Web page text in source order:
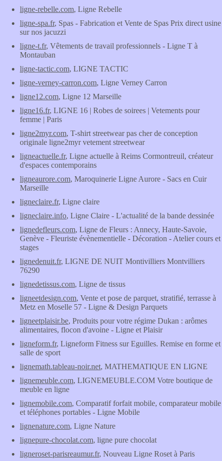
ligne-rebelle.com, Ligne Rebelle
ligne-spa.fr, Spas - Fabrication et Vente de Spas Prix direct usine
sur nos jacuzzi
ligne-t.fr, Vêtements de travail professionnels - Ligne T à
Montauban
ligne-tactic.com, LIGNE TACTIC
ligne-verney-carron.com, Ligne Verney Carron
ligne12.com, Ligne 12 Marseille
ligne16.fr, LIGNE 16 | Robes de soirees | Vetements pour
femme | Paris
ligne2myr.com, T-shirt streetwear pas cher de conception
originale ligne2myr vetement streetwear
ligneactuelle.fr, Ligne actuelle à Reims Cormontreuil, créateur
d'espaces contemporains
ligneaurore.com, Maroquinerie Ligne Aurore - Sacs en Cuir
Marseille
ligneclaire.fr, Ligne claire
ligneclaire.info, Ligne Claire - L'actualité de la bande dessinée
lignedefleurs.com, Ligne de Fleurs : Annecy, Haute-Savoie,
Genève - Fleuriste évènementielle - Décoration - Atelier cours et
stages
lignedenuit.fr, LIGNE DE NUIT Montivilliers Montvilliers
76290
lignedetissus.com, Ligne de tissus
ligneetdesign.com, Vente et pose de parquet, stratifié, terrasse à
Metz en Moselle 57 - Ligne & Design Parquets
ligneetplaisir.be, Produits pour votre régime Dukan : arômes
alimentaires, flocon d'avoine - Ligne et Plaisir
ligneform.fr, Ligneform Fitness sur Eguilles. Remise en forme et
salle de sport
lignemath.tableau-noir.net, MATHEMATIQUE EN LIGNE
lignemeuble.com, LIGNEMEUBLE.COM Votre boutique de
meuble en ligne
lignemobile.com, Comparatif forfait mobile, comparateur mobile
et téléphones portables - Ligne Mobile
lignenature.com, Ligne Nature
lignepure-chocolat.com, ligne pure chocolat
ligneroset-parisreaumur.fr, Nouveau Ligne Roset à Paris